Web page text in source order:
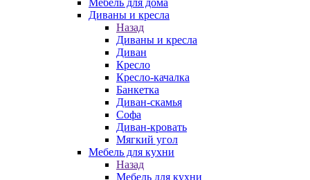
Мебель для дома
Диваны и кресла
Назад
Диваны и кресла
Диван
Кресло
Кресло-качалка
Банкетка
Диван-скамья
Софа
Диван-кровать
Мягкий угол
Мебель для кухни
Назад
Мебель для кухни